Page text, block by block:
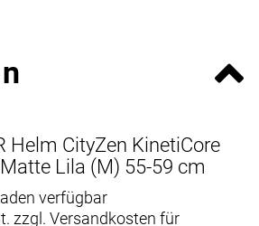
Helm CityZen KinetiCore
Lila (M) 55-59 cm
verfügbar
zzgl. Versandkosten für